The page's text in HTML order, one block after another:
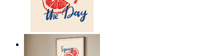
Citrus Energy